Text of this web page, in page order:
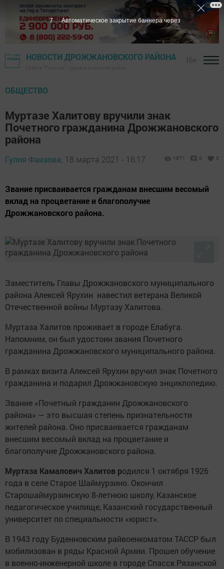
НОВОСТИ ДРОЖЖАНОВСКОГО РАЙОНА
ОБЩЕСТВО
Муртазе Халитову вручили знак
Почетного гражданина Дрожжановского
района
Гулия Фаизова, 18 марта 2021 - 16:17 1671 0 0
Звание присваивается гражданам внесшим весомый
вклад на процветание и благополучие
Дрожжановского района.
Заместитель Главы Дрожжановского муниципального
района Алексей Ярухин навестил ветерана Великой
Отечественной войны Муртазу Халитова.
Муртаза Халитов проживает в городе Елабуга.
Напомним, он был удостоин звания Почетного
гражданина Дрожжановского муниципального района.
В рамках визита Алексей Ярухин вручил знак Почетного
гражданина и подарил Дрожжановскую энциклопедию.
Звание «Почетный гражданин Дрожжановского
района» — это высшая степень признательности
жителей района. Оно присваивается гражданам
внесшим весомый вклад на процветание и
благополучие Дрожжановского района.
Муртаза Камалович Халитов родился 1 октября 1926
года в селе Старое Шаймурзино. Окончил
Старошаймурзинскую 8-летнюю школу, Казанское
педагогическое училище, Казанский государственный
университет по специальности «юрист».
В 1943 году Буденновским райвоенкоматом ТАССР был
мобилизован в ряды Красной Армии. Прошел обучение
в военно-инженерной школе в городе Спасск Рязанской
6 Автоматическое закрытие баннера через